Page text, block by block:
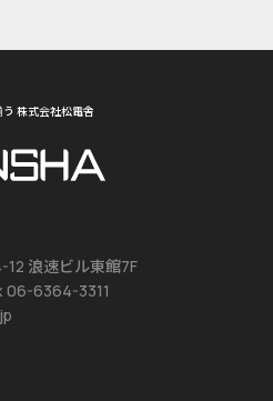
株式会社松電舎
浪速ビル東館7F
6364-3311